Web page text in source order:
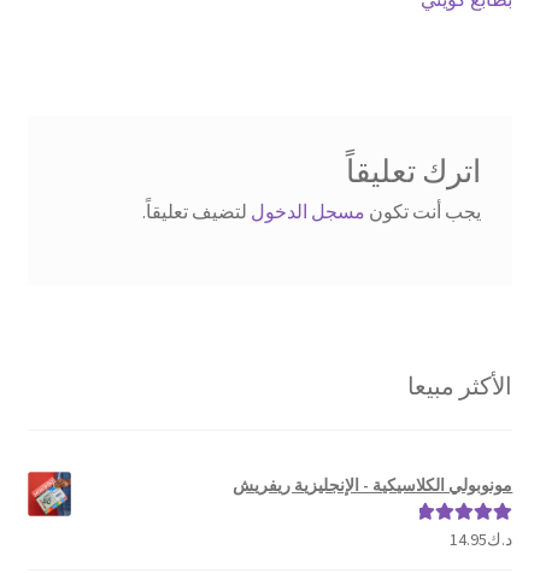
المقالات
اترك تعليقاً
يجب أنت تكون مسجل الدخول لتضيف تعليقاً.
الأكثر مبيعا
مونوبولي الكلاسيكية - الإنجليزية ريفريش
تم التقييم
د.ك14.95